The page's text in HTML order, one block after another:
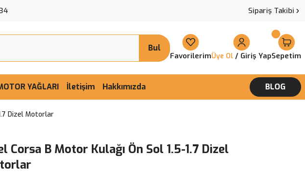
Sipariş Takibi
Bul
FavorilerimÜye Ol / Giriş YapSepetim
YAĞLARI İletişim Hakkımızda BLOG
Dizel Motorlar
Corsa B Motor Kulağı Ön Sol 1.5-1.7 Dizel